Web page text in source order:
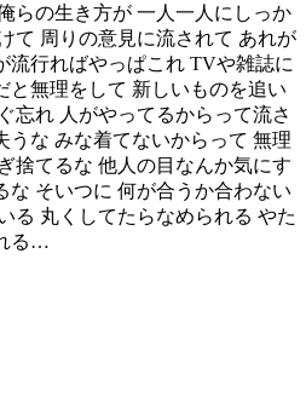
らの生き方が 一人一人にしっか
て 周りの意見に流されて あれが
流行ればやっぱこれ TVや雑誌に
と無理をして 新しいものを追い
忘れ 人がやってるからって流さ
うな みな着てないからって 無理
捨てるな 他人の目なんか気にす
な そいつに 何が合うか合わない
る 丸くしてたらなめられる やた
る…